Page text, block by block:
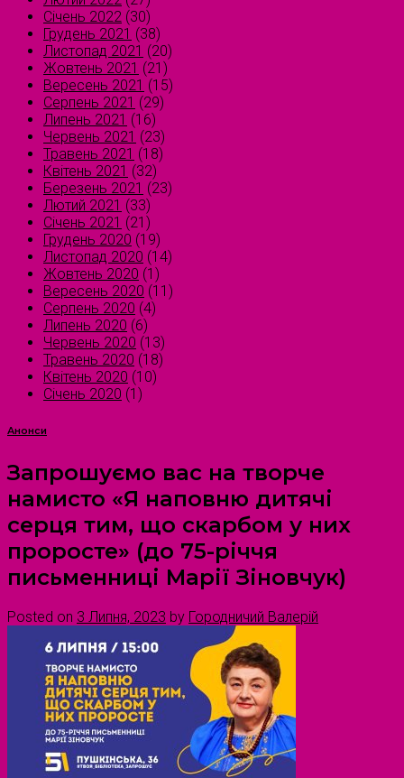
Січень 2022 (30)
Грудень 2021 (38)
Листопад 2021 (20)
Жовтень 2021 (21)
Вересень 2021 (15)
Серпень 2021 (29)
Липень 2021 (16)
Червень 2021 (23)
Травень 2021 (18)
Квітень 2021 (32)
Березень 2021 (23)
Лютий 2021 (33)
Січень 2021 (21)
Грудень 2020 (19)
Листопад 2020 (14)
Жовтень 2020 (1)
Вересень 2020 (11)
Серпень 2020 (4)
Липень 2020 (6)
Червень 2020 (13)
Травень 2020 (18)
Квітень 2020 (10)
Січень 2020 (1)
Анонси
Запрошуємо вас на творче
намисто «Я наповню дитячі
серця тим, що скарбом у них
проросте» (до 75-річчя
письменниці Марії Зіновчук)
Posted on 3 Липня, 2023 by Городничий Валерій